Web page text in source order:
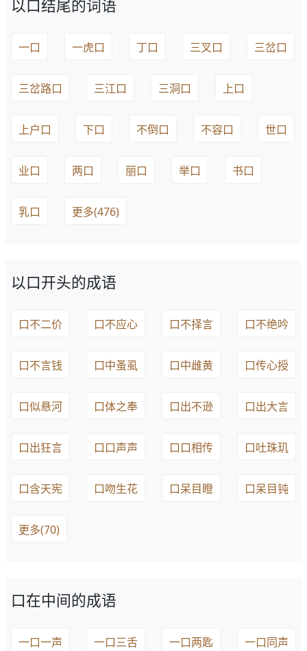
以口结尾的词语
一口 一虎口 丁口 三叉口 三岔口
三岔路口 三江口 三洞口 上口
上户口 下口 不倒口 不容口 世口
业口 两口 丽口 举口 书口
乳口 更多(476)
以口开头的成语
口不二价 口不应心 口不择言 口不绝吟
口不言钱 口中蚤虱 口中雌黄 口传心授
口似悬河 口体之奉 口出不逊 口出大言
口出狂言 口口声声 口口相传 口吐珠玑
口含天宪 口吻生花 口呆目瞪 口呆目钝
更多(70)
口在中间的成语
一口一声 一口三舌 一口两匙 一口同声